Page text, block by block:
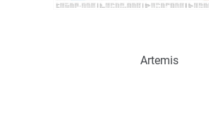
Artemis